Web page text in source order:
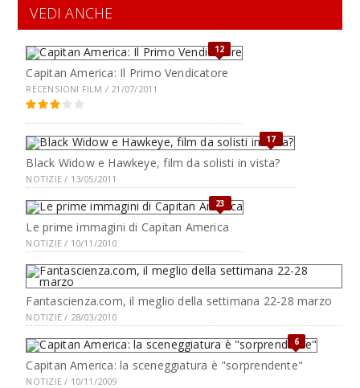
VEDI ANCHE
12
Capitan America: Il Primo Vendicatore
RECENSIONI FILM / 21/07/2011
17
Black Widow e Hawkeye, film da solisti in vista?
NOTIZIE / 13/05/2011
23
Le prime immagini di Capitan America
NOTIZIE / 10/11/2010
Fantascienza.com, il meglio della settimana 22-28 marzo
NOTIZIE / 28/03/2010
6
Capitan America: la sceneggiatura è "sorprendente"
NOTIZIE / 10/11/2009